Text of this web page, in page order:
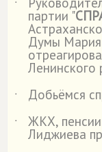
˙
партии "
Думы Мария
Ленинского
˙
Добьёмся
˙
ЖКХ,
Лиджиева